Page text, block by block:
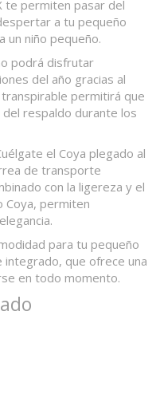
te permiten pasar del
a tu pequeño
un niño pequeño.
podrá disfrutar
del año gracias al
permitirá que
respaldo durante los
el Coya plegado al
de transporte
con la ligereza y el
Coya, permiten
para tu pequeño
integrado, que ofrece una
en todo momento.